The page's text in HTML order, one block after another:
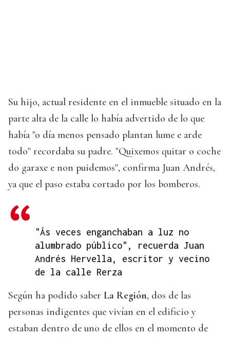
Su hijo, actual residente en el inmueble situado en la
parte alta de la calle lo había advertido de lo que
había "o día menos pensado plantan lume e arde
todo" recordaba su padre. "Quixemos quitar o coche
do garaxe e non puidemos", confirma Juan Andrés,
ya que el paso estaba cortado por los bomberos.
"Ás veces enganchaban a luz no
alumbrado público", recuerda Juan
Andrés Hervella, escritor y vecino
de la calle Rerza
Según ha podido saber La Región, dos de las
personas indigentes que vivían en el edificio y
estaban dentro de uno de ellos en el momento de